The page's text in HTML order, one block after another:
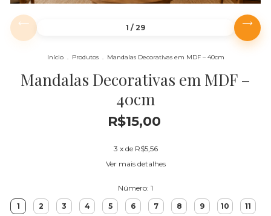
1 / 29
Início . Produtos . Mandalas Decorativas em MDF – 40cm
Mandalas Decorativas em MDF –
40cm
R$15,00
3 x de R$5,56
Ver mais detalhes
Número: 1
1
2 3 4 5 6 7 8 9 10 11